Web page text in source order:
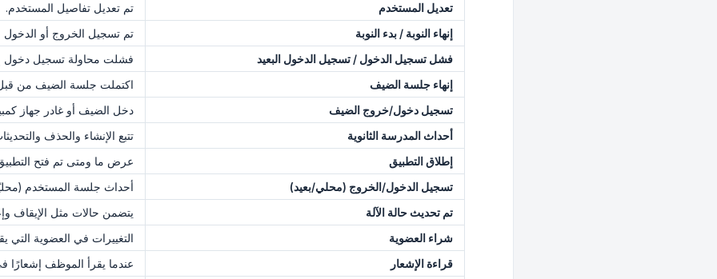
تعديل المستخدم
تم تعديل تفاصيل المستخدم.
إنهاء النوبة / بدء النوبة
تم تسجيل الخروج أو
فشل تسجيل الدخول / تسجيل الدخول البعيد
فشلت محاولة تسجيل دخول
إنهاء جلسة الضيف
اكتملت جلسة الضيف من
تسجيل دخول/خروج الضيف
دخل الضيف أو غادر جهاز
أحداث المدرسة الثانوية
تتبع الإنشاء والحذف
إطلاق التطبيق
عرض ما ومتى تم فتح
تسجيل الدخول/الخروج (محلي/بعيد)
أحداث جلسة المستخدم
تم تحديث حالة الآلة
يتضمن حالات مثل الإيقاف
شراء العضوية
التغييرات في العضوية التي
قراءة الإشعار
عندما يقرأ الموظف إشعارًا